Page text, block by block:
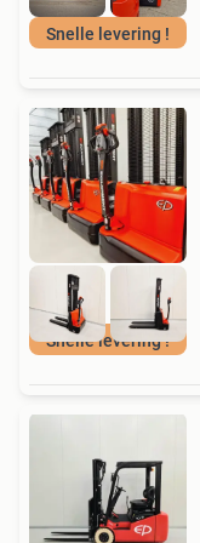
Snelle levering !
Snelle levering !